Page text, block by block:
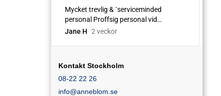
Kontakt Stockholm
08-22 22 26
info@anneblom.se